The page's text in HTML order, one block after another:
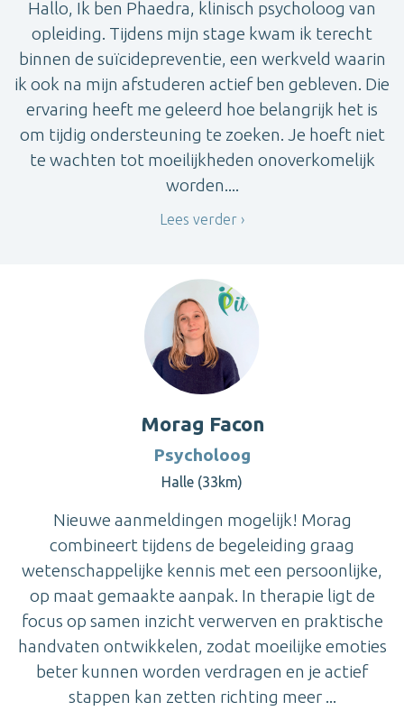
Hallo, Ik ben Phaedra, klinisch psycholoog van
opleiding. Tijdens mijn stage kwam ik terecht
binnen de suïcidepreventie, een werkveld waarin
ik ook na mijn afstuderen actief ben gebleven. Die
ervaring heeft me geleerd hoe belangrijk het is
om tijdig ondersteuning te zoeken. Je hoeft niet
te wachten tot moeilijkheden onoverkomelijk
worden....
Lees verder
Morag Facon
Psycholoog
Halle (33km)
Nieuwe aanmeldingen mogelijk! Morag
combineert tijdens de begeleiding graag
wetenschappelijke kennis met een persoonlijke,
op maat gemaakte aanpak. In therapie ligt de
focus op samen inzicht verwerven en praktische
handvaten ontwikkelen, zodat moeilijke emoties
beter kunnen worden verdragen en je actief
stappen kan zetten richting meer ...